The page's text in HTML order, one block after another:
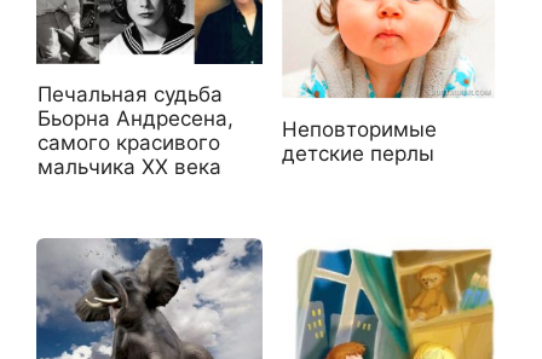
Печальная судьба
Бьорна Андресена,
самого красивого
мальчика XX века
Неповторимые
детские перлы